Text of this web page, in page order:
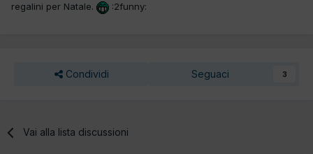
regalini per Natale.
:2funny:
Condividi Seguaci 3
Vai alla lista discussioni